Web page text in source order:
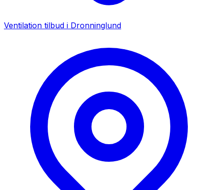
Ventilation tilbud i Dronninglund